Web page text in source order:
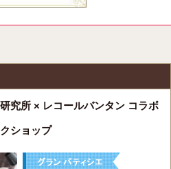
究所 × レコールバンタン コラボ
ショップ